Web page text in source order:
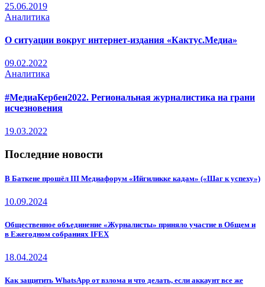
25.06.2019
Аналитика
О ситуации вокруг интернет-издания «Кактус.Медиа»
09.02.2022
Аналитика
#МедиаКербен2022. Региональная журналистика на грани
исчезновения
19.03.2022
Последние новости
В Баткене прошёл III Медиафорум «Ийгиликке кадам» («Шаг к успеху»)
10.09.2024
Общественное объединение «Журналисты» приняло участие в Общем и
в Ежегодном собраниях IFEX
18.04.2024
Как защитить WhatsApp от взлома и что делать, если аккаунт все же